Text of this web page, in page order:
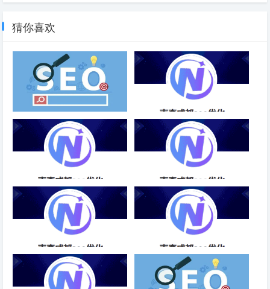
猜你喜欢
以“北京装修”为例，详解利用百
家号推广流程！
SEO云优化顺时科技-成都SEO
SEO页面优化的原则-成都SEO
SEO网站排名优化软件优质商
家-成都SEO
SEO关键词排名优化系统-成都
SEO
免费SEO关键词优化推荐-成都